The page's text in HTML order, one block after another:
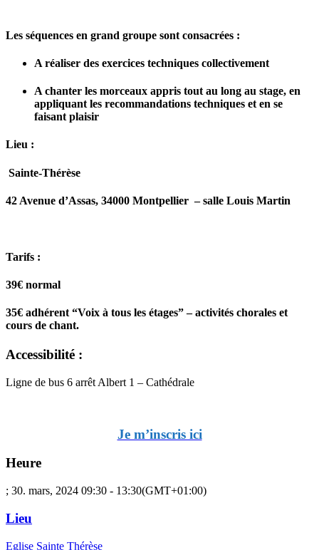
Les séquences en grand groupe sont consacrées :
A réaliser des exercices techniques collectivement
A chanter les morceaux appris tout au long au stage, en
appliquant les recommandations techniques et en se
faisant plaisir
Lieu :
Sainte-Thérèse
42 Avenue d’Assas, 34000 Montpellier – salle Louis Martin
Tarifs :
39€ normal
35€ adhérent “Voix à tous les étages” – activités chorales et
cours de chant.
Accessibilité :
Ligne de bus 6 arrêt Albert 1 – Cathédrale
Je m’inscris ici
Heure
; 30. mars, 2024 09:30 - 13:30(GMT+01:00)
Lieu
Eglise Sainte Thérèse